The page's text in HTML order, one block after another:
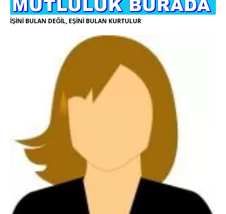
İŞİNİ BULAN DEĞİL, EŞİNİ BULAN KURTULUR